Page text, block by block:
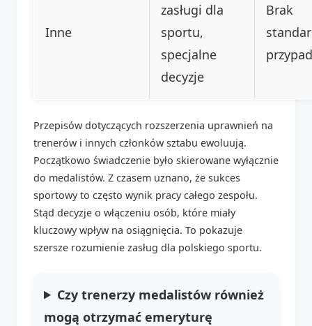
Inne
zasługi dla
sportu,
specjalne
decyzje
Brak
Przepisów dotyczących rozszerzenia uprawnień na
trenerów i innych członków sztabu ewoluują.
Początkowo świadczenie było skierowane wyłącznie
do medalistów. Z czasem uznano, że sukces
sportowy to często wynik pracy całego zespołu.
Stąd decyzje o włączeniu osób, które miały
kluczowy wpływ na osiągnięcia. To pokazuje
szersze rozumienie zasług dla polskiego sportu.
Czy trenerzy medalistów również
mogą otrzymać emeryturę